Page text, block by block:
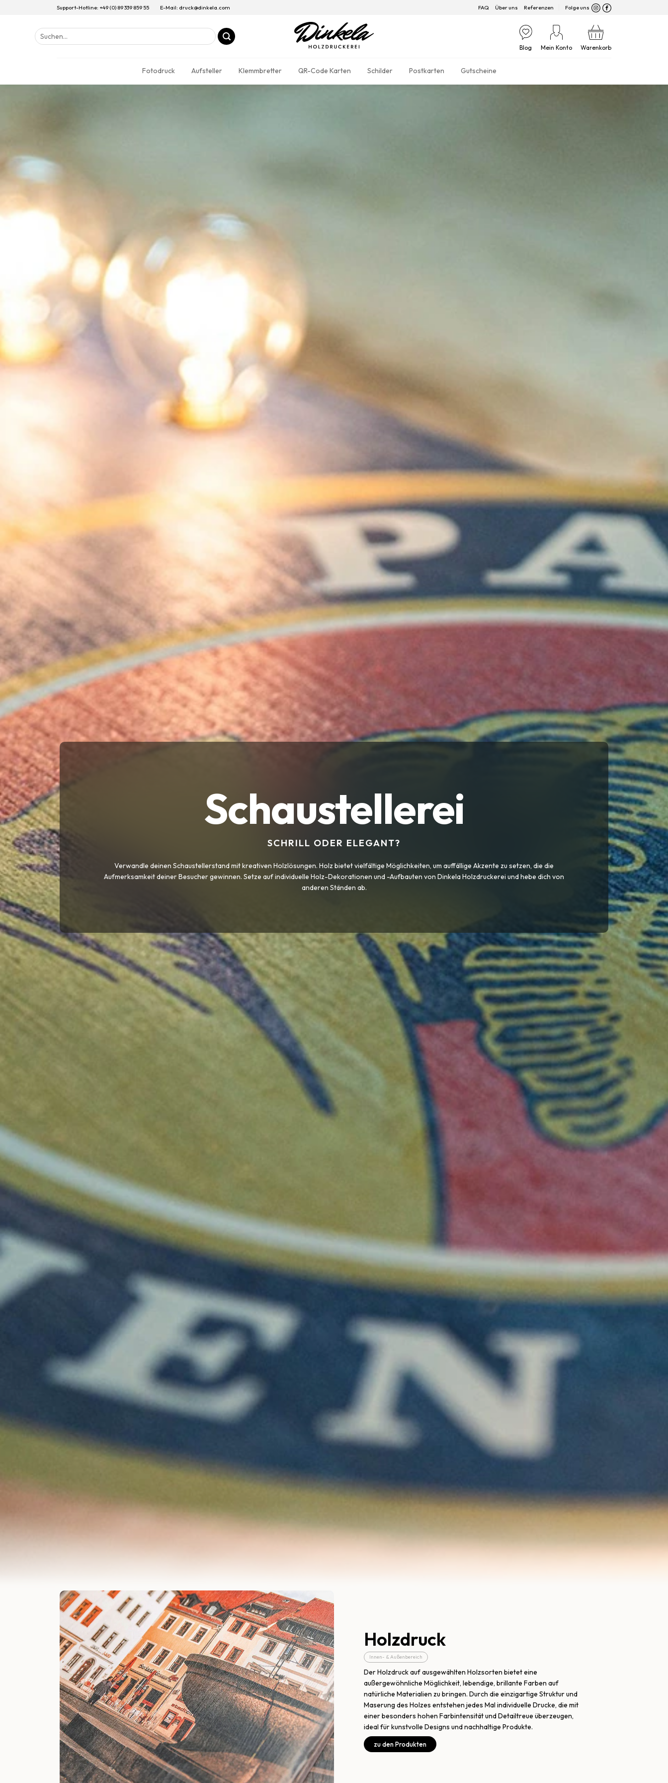
Support-Hotline: +49 (0) 89 339 859 55 E-Mail: druck@dinkela.com FAQ Über uns Referenzen Folge uns
Suchen
nach:
Blog Mein Konto Warenkorb
Fotodruck Aufsteller Klemmbretter QR-Code Karten Schilder Postkarten Gutscheine
Schaustellerei
SCHRILL ODER ELEGANT?
Verwandle deinen Schaustellerstand mit kreativen Holzlösungen. Holz bietet vielfältige Möglichkeiten, um auffällige Akzente zu setzen, die die
Aufmerksamkeit deiner Besucher gewinnen. Setze auf individuelle Holz-Dekorationen und -Aufbauten von Dinkela Holzdruckerei und hebe dich von
anderen Ständen ab.
Holzdruck
Innen- & Außenbereich
Der Holzdruck auf ausgewählten Holzsorten bietet eine
außergewöhnliche Möglichkeit, lebendige, brillante Farben auf
natürliche Materialien zu bringen. Durch die einzigartige Struktur und
Maserung des Holzes entstehen jedes Mal individuelle Drucke, die mit
einer besonders hohen Farbintensität und Detailtreue überzeugen,
ideal für kunstvolle Designs und nachhaltige Produkte.
zu den Produkten